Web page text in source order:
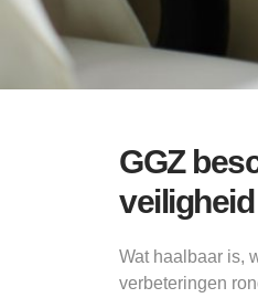
GGZ
veiligheid
Wat haalbaar is,
verbeteringen